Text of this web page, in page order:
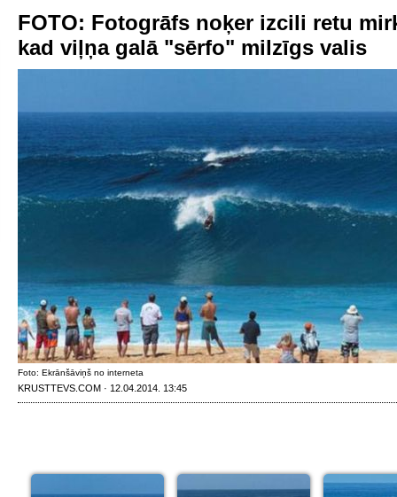
FOTO: Fotogrāfs noķer izcili retu
kad viļņa galā "sērfo" milzīgs valis
Foto: Ekrānšāviņš no interneta
KRUSTTEVS.COM · 12.04.2014. 13:45